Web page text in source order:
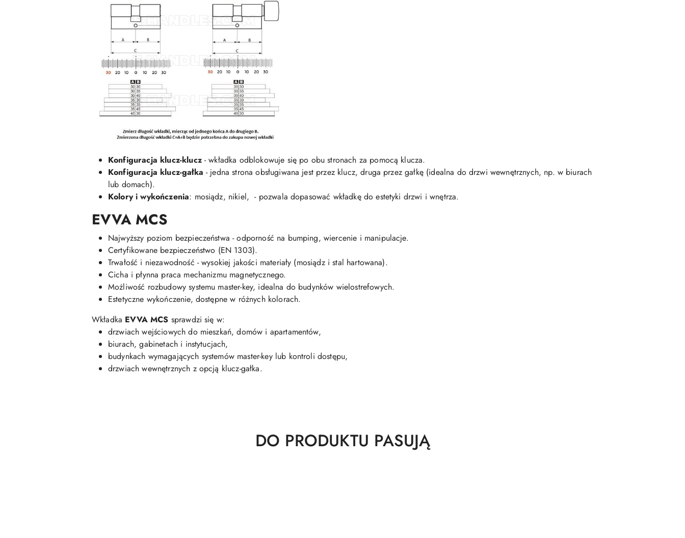
Konfiguracja klucz-klucz- wkładka odblokowuje się po obu stronach za pomocą klucza.
Konfiguracja klucz-gałka - jedna strona obsługiwana jest przez klucz, druga przez gałkę (idealna do drzwi wewnętrznych, np. w biurach
lub domach).
Kolory i wykończenia: mosiądz, nikiel, - pozwala dopasować wkładkę do estetyki drzwi i wnętrza.
EVVA MCS
Najwyższy poziom bezpieczeństwa - odporność na bumping, wiercenie i manipulacje.
Certyfikowane bezpieczeństwo (EN 1303).
Trwałość i niezawodność - wysokiej jakości materiały (mosiądz i stal hartowana).
Cicha i płynna praca mechanizmu magnetycznego.
Możliwość rozbudowy systemu master-key, idealna do budynków wielostrefowych.
Estetyczne wykończenie, dostępne w różnych kolorach.
Wkładka EVVA MCS sprawdzi się w:
drzwiach wejściowych do mieszkań, domów i apartamentów,
biurach, gabinetach i instytucjach,
budynkach wymagających systemów master-key lub kontroli dostępu,
drzwiach wewnętrznych z opcją klucz-gałka.
Produkty
DO PRODUKTU PASUJĄ